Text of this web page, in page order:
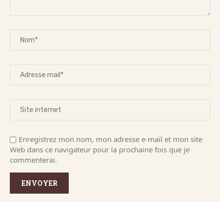
Enregistrez mon nom, mon adresse e-mail et mon site
Web dans ce navigateur pour la prochaine fois que je
commenterai.